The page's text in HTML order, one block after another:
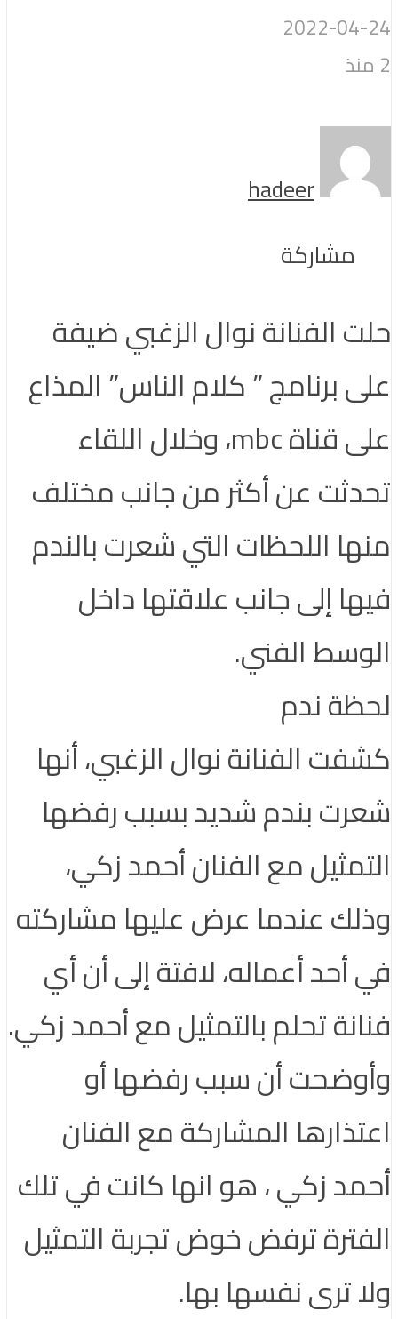
2022-04-24
2 منذ
hadeer
مشاركة
حلت الفنانة نوال الزغبي ضيفة
على برنامج ” كلام الناس” المذاع
على قناة mbc، وخلال اللقاء
تحدثت عن أكثر من جانب مختلف
منها اللحظات التي شعرت بالندم
فيها إلى جانب علاقتها داخل
الوسط الفني.
لحظة ندم
كشفت الفنانة نوال الزغبي، أنها
شعرت بندم شديد بسبب رفضها
التمثيل مع الفنان أحمد زكي،
وذلك عندما عرض عليها مشاركته
في أحد أعماله، لافتة إلى أن أي
فنانة تحلم بالتمثيل مع أحمد زكي.
وأوضحت أن سبب رفضها أو
اعتذارها المشاركة مع الفنان
أحمد زكي ، هو انها كانت في تلك
الفترة ترفض خوض تجربة التمثيل
ولا ترى نفسها بها.